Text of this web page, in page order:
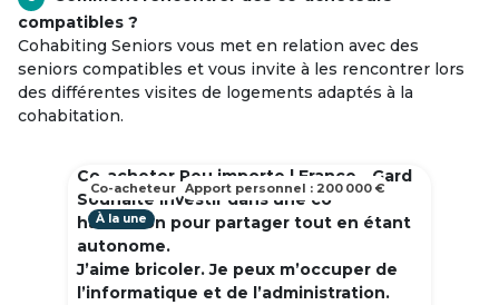
compatibles ?
Cohabiting Seniors vous met en relation avec des
seniors compatibles et vous invite à les rencontrer lors
des différentes visites de logements adaptés à la
cohabitation.
Co-acheter Peu importe | France - Gard
Souhaite investir dans une co
habitation pour partager tout en étant
autonome.
J’aime bricoler. Je peux m’occuper de
l’informatique et de l’administration.
À la une
Co-acheteur Apport personnel : 200 000 €